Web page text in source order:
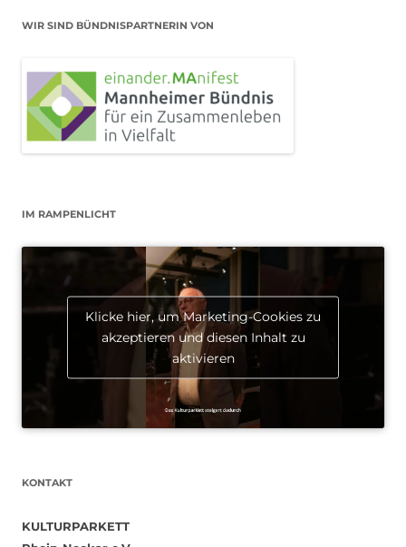
WIR SIND BÜNDNISPARTNERIN VON
IM RAMPENLICHT
Klicke hier, um Marketing-Cookies zu
akzeptieren und diesen Inhalt zu
aktivieren
KONTAKT
KULTURPARKETT